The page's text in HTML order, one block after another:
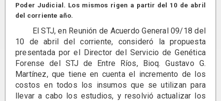
Poder Judicial. Los mismos rigen a partir del 10 de abril
del corriente año.
El STJ, en Reunión de Acuerdo General 09/18 del
10 de abril del corriente, consideró la propuesta
presentada por el Director del Servicio de Genética
Forense del STJ de Entre Ríos, Bioq. Gustavo G.
Martínez, que tiene en cuenta el incremento de los
costos en todos los insumos que se utilizan para
llevar a cabo los estudios, y resolvió actualizar los